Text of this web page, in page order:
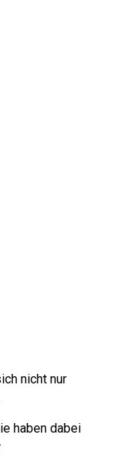
nicht nur
haben dabei